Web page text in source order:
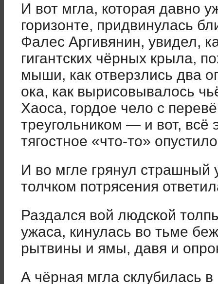
И вот мгла, которая давно
горизонте, придвинулась
Фалес Аргивянин, увидел,
гигантских чёрных крыла,
мыши, как отверзлись два
ока, как вырисовывалось
Хаоса, гордое чело с
треугольником — и вот,
тягостное «что-то»
И во мгле грянул страшный
толчком потрясения
Раздался вой людской
ужаса, кинулась во тьме
рытвины и ямы, давя и
А чёрная мгла склубилась в